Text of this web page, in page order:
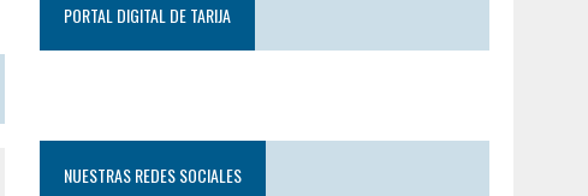
PORTAL DIGITAL DE TARIJA
NUESTRAS REDES SOCIALES